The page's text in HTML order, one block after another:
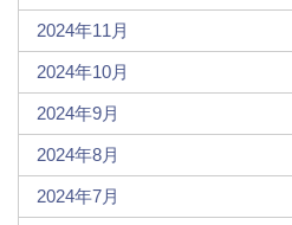
2024年11月
2024年10月
2024年9月
2024年8月
2024年7月